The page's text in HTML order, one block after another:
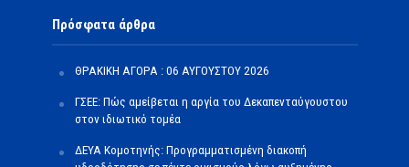
Πρόσφατα άρθρα
ΘΡΑΚΙΚΗ ΑΓΟΡΑ : 06 ΑΥΓΟΥΣΤΟΥ 2026
ΓΣΕΕ: Πώς αμείβεται η αργία του Δεκαπενταύγουστου
στον ιδιωτικό τομέα
ΔΕΥΑ Κομοτηνής: Προγραμματισμένη διακοπή